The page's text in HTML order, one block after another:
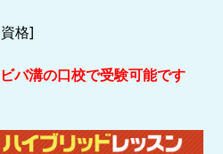
格]
バ溝の口校で受験可能です